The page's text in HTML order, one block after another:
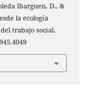
Ibarguen, D., &
la ecología
trabajo social.